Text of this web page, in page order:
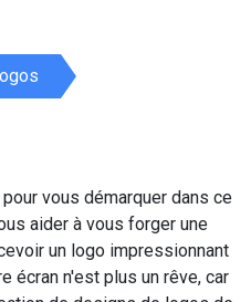
vous démarquer dans ce
aider à vous forger une
un logo impressionnant
écran n'est plus un rêve, car